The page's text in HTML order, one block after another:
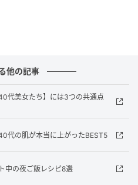
他の記事
代美女たち】には3つの共通点
代の肌が本当に上がったBEST5
中の夜ご飯レシピ8選